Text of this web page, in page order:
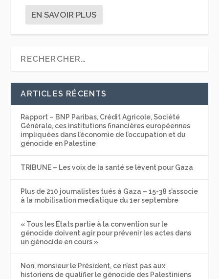
EN SAVOIR PLUS
ARTICLES RÉCENTS
Rapport – BNP Paribas, Crédit Agricole, Société
Générale, ces institutions financières européennes
impliquées dans l’économie de l’occupation et du
génocide en Palestine
TRIBUNE – Les voix de la santé se lèvent pour Gaza
Plus de 210 journalistes tués à Gaza – 15-38 s’associe
à la mobilisation mediatique du 1er septembre
« Tous les États partie à la convention sur le
génocide doivent agir pour prévenir les actes dans
un génocide en cours »
Non, monsieur le Président, ce n’est pas aux
historiens de qualifier le génocide des Palestiniens